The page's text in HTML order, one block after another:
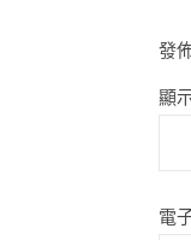
發
顯
電